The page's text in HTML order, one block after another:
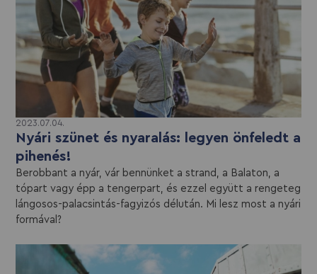
2023.07.04.
Nyári szünet és nyaralás: legyen önfeledt a
pihenés!
Berobbant a nyár, vár bennünket a strand, a Balaton, a
tópart vagy épp a tengerpart, és ezzel együtt a rengeteg
lángosos-palacsintás-fagyizós délután. Mi lesz most a nyári
formával?